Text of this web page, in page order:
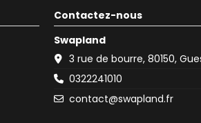
Contactez-nous
Swapland
3 rue de bourre, 80150,
0322241010
contact@swapland.fr